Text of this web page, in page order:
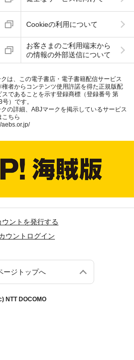
Cookieの利用について
お客さまのご利用端末から
の情報の外部送信について
は、この電子書店・電子書籍配信サービス
権者からコンテンツ使用許諾を得た正規版配
スであることを示す登録商標（登録番号 第
）です。
の詳細、ABJマークを掲示しているサービス
こちら
aebs.or.jp/
ウントを発行する
ウントログイン
ージトップへ
NTT DOCOMO